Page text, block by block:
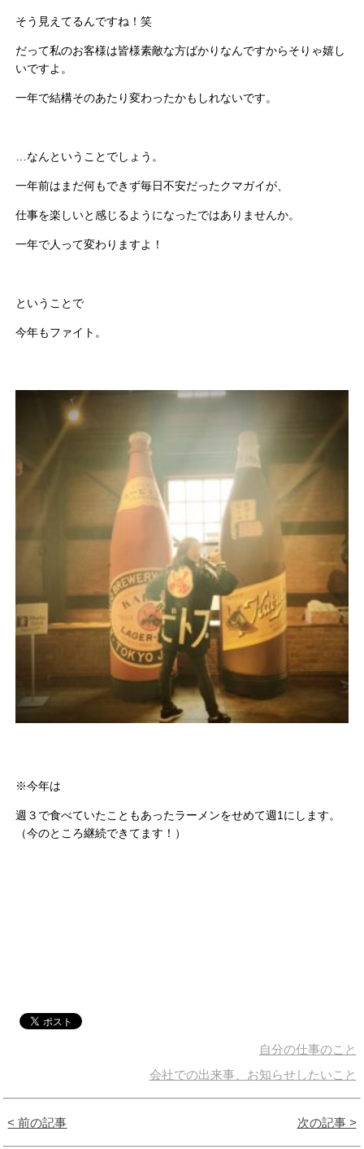
そう見えてるんですね！笑
だって私のお客様は皆様素敵な方ばかりなんですからそりゃ嬉し
いですよ。
一年で結構そのあたり変わったかもしれないです。
…なんということでしょう。
一年前はまだ何もできず毎日不安だったクマガイが、
仕事を楽しいと感じるようになったではありませんか。
一年で人って変わりますよ！
ということで
今年もファイト。
※今年は
週３で食べていたこともあったラーメンをせめて週1にします。
（今のところ継続できてます！）
自分の仕事のこと
会社での出来事、お知らせしたいこと
< 前の記事 次の記事 >